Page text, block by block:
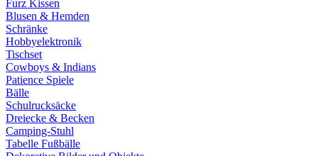
Furz Kissen
Blusen & Hemden
Schränke
Hobbyelektronik
Tischset
Cowboys & Indians
Patience Spiele
Bälle
Schulrucksäcke
Dreiecke & Becken
Camping-Stuhl
Tabelle Fußbälle